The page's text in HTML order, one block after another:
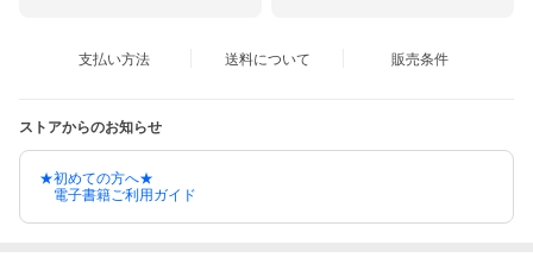
支払い方法 送料について 販売条件
ストアからのお知らせ
★初めての方へ★
電子書籍ご利用ガイド